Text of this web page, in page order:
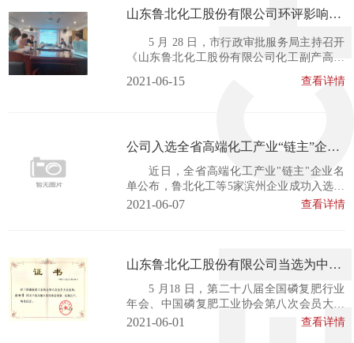
山东鲁北化工股份有限公司环评影响报
告书顺利通过技术评审
5 月 28 日，市行政审批服务局主持召开
《山东鲁北化工股份有限公司化工副产高浓
与产业化示范项目(中试部分)环境影响报告
督。 通过对项目报告书内容的汇报、...
2021-06-15 查看详情
公司入选全省高端化工产业“链主”企业
名单
近日，全省高端化工产业"链主"企业名
单公布，鲁北化工等5家滨州企业成功入选，
数量居全省第一。此次评选是贯彻落实省政
发展的重要举措，入选企...
2021-06-07 查看详情
山东鲁北化工股份有限公司当选为中国
磷复肥工业协会理事单位
5 月18 日，第二十八届全国磷复肥行业
年会、中国磷复肥工业协会第八次会员大会
暨八届一次理事会在山东德州召开。会上，
2021-06-01 查看详情